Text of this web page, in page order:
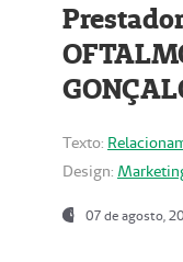
Texto:
Design:
07 de agosto,